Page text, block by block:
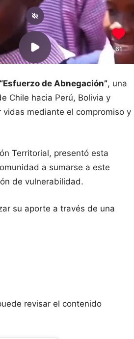
“Esfuerzo de Abnegación”, una
Chile hacia Perú, Bolivia y
mediante el compromiso y
Territorial, presentó esta
a sumarse a este
de vulnerabilidad.
su aporte a través de una
revisar el contenido